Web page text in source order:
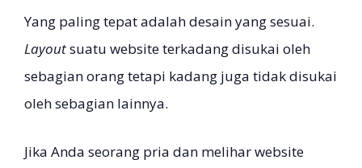
Yang paling tepat adalah desain yang sesuai.
Layoutsuatu website terkadang disukai oleh
sebagian orang tetapi kadang juga tidak disukai
oleh sebagian lainnya.
Jika Anda seorang pria dan melihar website